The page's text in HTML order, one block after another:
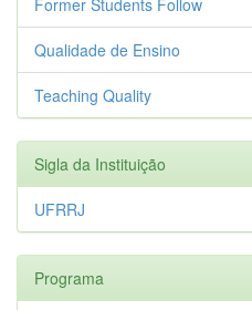
Qualidade de Ensino
Teaching Quality
Sigla da Instituição
UFRRJ
Programa